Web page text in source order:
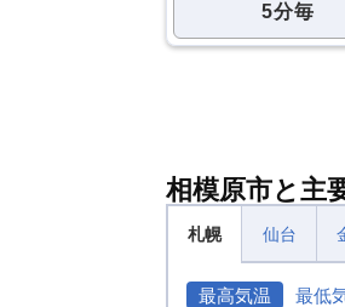
5分毎
相模原市と主
札幌 仙台
最高気温 最低